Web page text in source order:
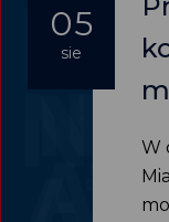
05
sie
W